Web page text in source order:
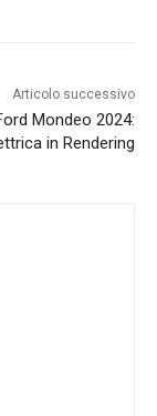
Articolo successivo
Mondeo 2024:
in Rendering